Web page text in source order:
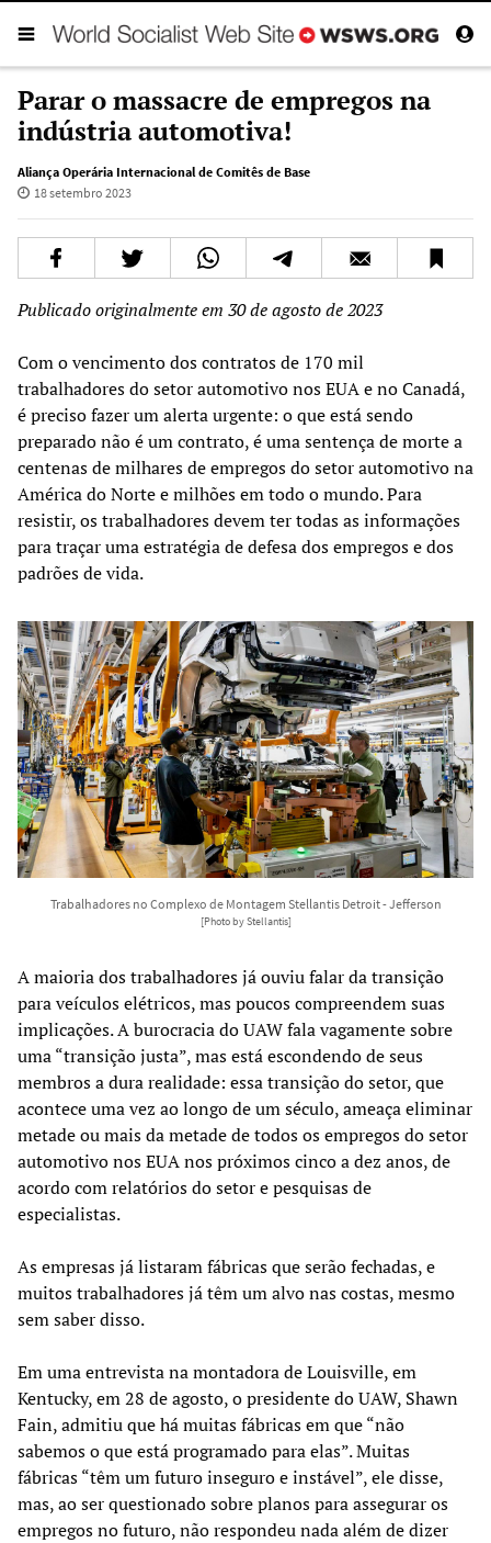
Parar o massacre de empregos na
indústria automotiva!
Aliança Operária Internacional de Comitês de Base
18 setembro 2023
Publicado originalmente em 30 de agosto de 2023
Com o vencimento dos contratos de 170 mil
trabalhadores do setor automotivo nos EUA e no Canadá,
é preciso fazer um alerta urgente: o que está sendo
preparado não é um contrato, é uma sentença de morte a
centenas de milhares de empregos do setor automotivo na
América do Norte e milhões em todo o mundo. Para
resistir, os trabalhadores devem ter todas as informações
para traçar uma estratégia de defesa dos empregos e dos
padrões de vida.
Trabalhadores no Complexo de Montagem Stellantis Detroit - Jefferson
[Photo by Stellantis]
A maioria dos trabalhadores já ouviu falar da transição
para veículos elétricos, mas poucos compreendem suas
implicações. A burocracia do UAW fala vagamente sobre
uma “transição justa”, mas está escondendo de seus
membros a dura realidade: essa transição do setor, que
acontece uma vez ao longo de um século, ameaça eliminar
metade ou mais da metade de todos os empregos do setor
automotivo nos EUA nos próximos cinco a dez anos, de
acordo com relatórios do setor e pesquisas de
especialistas.
As empresas já listaram fábricas que serão fechadas, e
muitos trabalhadores já têm um alvo nas costas, mesmo
sem saber disso.
Em uma entrevista na montadora de Louisville, em
Kentucky, em 28 de agosto, o presidente do UAW, Shawn
Fain, admitiu que há muitas fábricas em que “não
sabemos o que está programado para elas”. Muitas
fábricas “têm um futuro inseguro e instável”, ele disse,
mas, ao ser questionado sobre planos para assegurar os
empregos no futuro, não respondeu nada além de dizer